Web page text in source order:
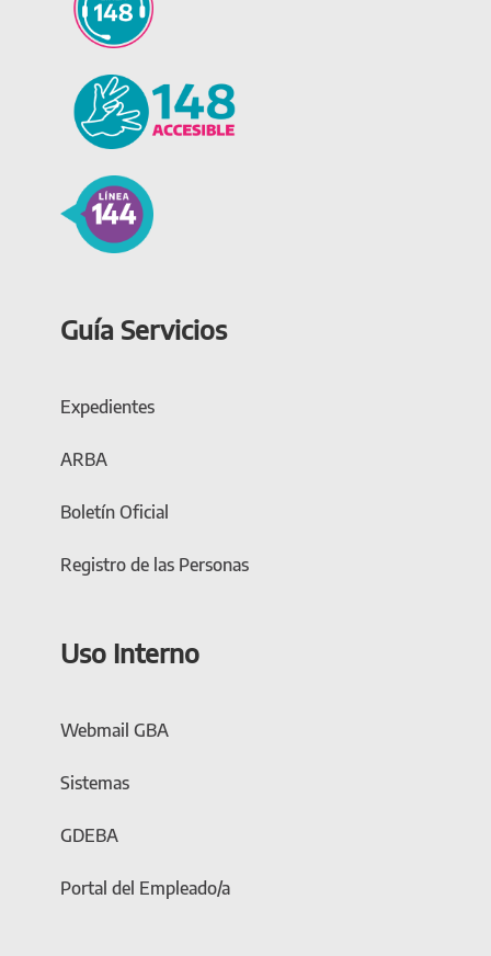
Guía Servicios
Expedientes
ARBA
Boletín Oficial
Registro de las Personas
Uso Interno
Webmail GBA
Sistemas
GDEBA
Portal del Empleado/a